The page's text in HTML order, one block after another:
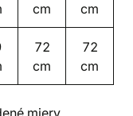
cm
cm
72
cm
72
cm
miery